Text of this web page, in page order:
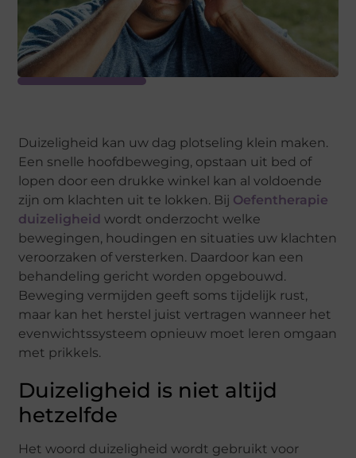
Duizeligheid kan uw dag plotseling klein maken.
Een snelle hoofdbeweging, opstaan uit bed of
lopen door een drukke winkel kan al voldoende
zijn om klachten uit te lokken. Bij Oefentherapie
duizeligheid wordt onderzocht welke
bewegingen, houdingen en situaties uw klachten
veroorzaken of versterken. Daardoor kan een
behandeling gericht worden opgebouwd.
Beweging vermijden geeft soms tijdelijk rust,
maar kan het herstel juist vertragen wanneer het
evenwichtssysteem opnieuw moet leren omgaan
met prikkels.
Duizeligheid is niet altijd
hetzelfde
Het woord duizeligheid wordt gebruikt voor